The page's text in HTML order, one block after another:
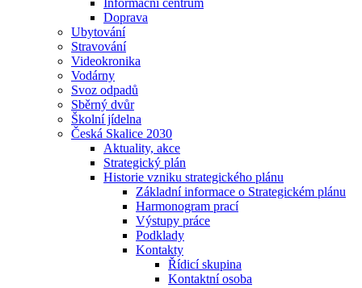
Informační centrum
Doprava
Ubytování
Stravování
Videokronika
Vodárny
Svoz odpadů
Sběrný dvůr
Školní jídelna
Česká Skalice 2030
Aktuality, akce
Strategický plán
Historie vzniku strategického plánu
Základní informace o Strategickém plánu
Harmonogram prací
Výstupy práce
Podklady
Kontakty
Řídicí skupina
Kontaktní osoba